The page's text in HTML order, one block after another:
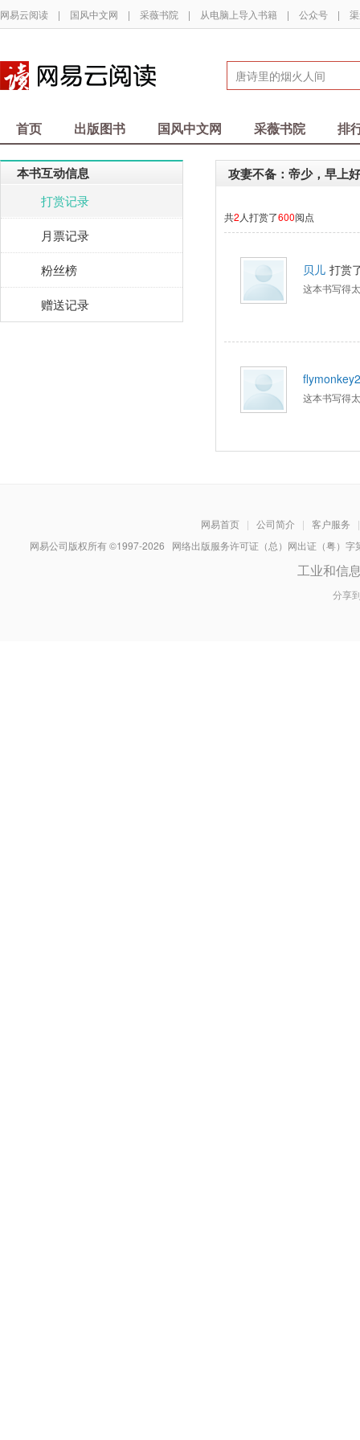
网易云阅读 | 国风中文网 | 采薇书院 | 从电脑上导入书籍 | 公众号 |
首页 出版图书 国风中文网 采薇书院 排
本书互动信息
打赏记录
月票记录
粉丝榜
赠送记录
攻妻不备：帝少，早上
共2 人打赏了600阅点
贝儿 打赏
这本书写得
这本书写得
网易首页 | 公司简介 | 客户服务
|
网易公司版权所有 ©1997-2026 网络出版服务许可证（总）网出证（粤）
工业和信
分享